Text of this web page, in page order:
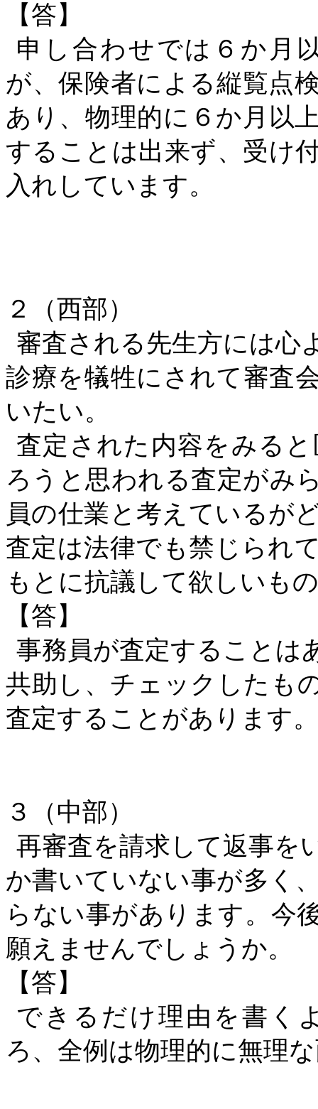
【答】
申し合わせでは６か月
が、保険者による縦覧点
あり、物理的に６か月以
することは出来ず、受け
入れしています。
２（西部）
審査される先生方には心
診療を犠牲にされて審査
いたい。
査定された内容をみる
ろうと思われる査定がみ
員の仕業と考えているが
査定は法律でも禁じられ
もとに抗議して欲しいも
【答】
事務員が査定することは
共助し、チェックしたも
査定することがあります。
３（中部）
再審査を請求して返事を
か書いていない事が多く
らない事があります。今
願えませんでしょうか。
【答】
できるだけ理由を書く
ろ、全例は物理的に無理